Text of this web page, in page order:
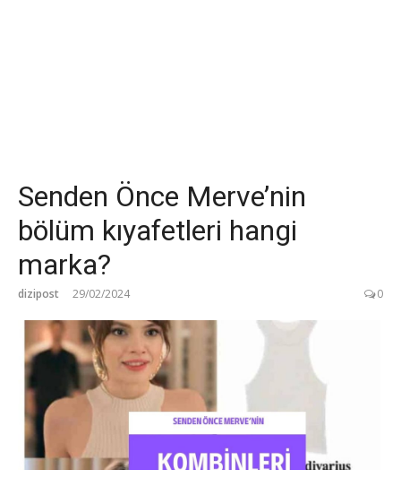
Senden Önce Merve’nin
bölüm kıyafetleri hangi
marka?
dizipost 29/02/2024 0